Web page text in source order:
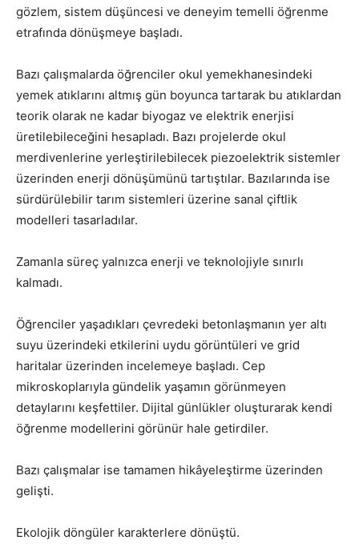
gözlem, sistem düşüncesi ve deneyim temelli öğrenme
etrafında dönüşmeye başladı.
Bazı çalışmalarda öğrenciler okul yemekhanesindeki
yemek atıklarını altmış gün boyunca tartarak bu atıklardan
teorik olarak ne kadar biyogaz ve elektrik enerjisi
üretilebileceğini hesapladı. Bazı projelerde okul
merdivenlerine yerleştirilebilecek piezoelektrik sistemler
üzerinden enerji dönüşümünü tartıştılar. Bazılarında ise
sürdürülebilir tarım sistemleri üzerine sanal çiftlik
modelleri tasarladılar.
Zamanla süreç yalnızca enerji ve teknolojiyle sınırlı
kalmadı.
Öğrenciler yaşadıkları çevredeki betonlaşmanın yer altı
suyu üzerindeki etkilerini uydu görüntüleri ve grid
haritalar üzerinden incelemeye başladı. Cep
mikroskoplarıyla gündelik yaşamın görünmeyen
detaylarını keşfettiler. Dijital günlükler oluşturarak kendi
öğrenme modellerini görünür hale getirdiler.
Bazı çalışmalar ise tamamen hikâyeleştirme üzerinden
gelişti.
Ekolojik döngüler karakterlere dönüştü.